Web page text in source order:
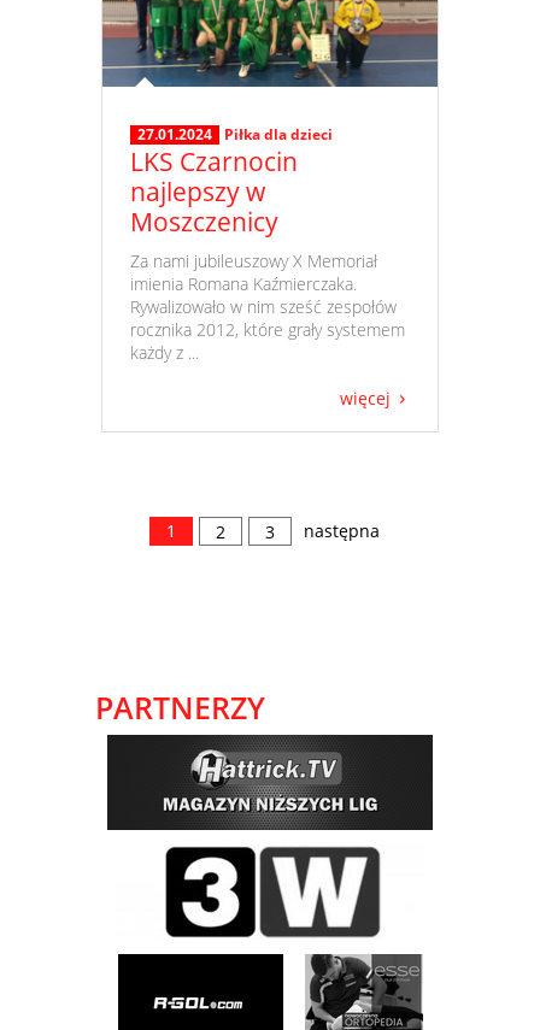
27.01.2024 Piłka dla dzieci
LKS Czarnocin
najlepszy w
Moszczenicy
​ Za nami jubileuszowy X Memoriał
imienia Romana Kaźmierczaka.
Rywalizowało w nim sześć zespołów
rocznika 2012, które grały systemem
każdy z ...
więcej
1 2 3 następna
PARTNERZY